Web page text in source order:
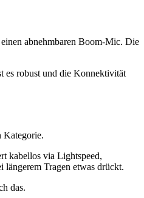
abnehmbaren Boom-Mic. Die
es robust und die Konnektivität
Kategorie.
kabellos via Lightspeed,
Tragen etwas drückt.
das.